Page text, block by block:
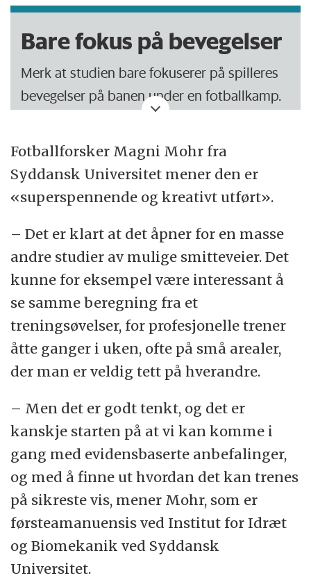
Bare fokus på bevegelser
Merk at studien bare fokuserer på spilleres
bevegelser på banen under en fotballkamp.
det så er trenere, hjelpepersonale, tilskuere,
toalettforhold, tv-overføringer, risikoen på å
berøre ballen med hendene ved innkast eller
andre omstendigheter som kunne påvirke
smittespredning i forbindelse med en
fotballkamp.
Fotballforsker Magni Mohr fra
Syddansk Universitet mener den er
«superspennende og kreativt utført».
– Det er klart at det åpner for en masse
andre studier av mulige smitteveier. Det
kunne for eksempel være interessant å
se samme beregning fra et
treningsøvelser, for profesjonelle trener
åtte ganger i uken, ofte på små arealer,
der man er veldig tett på hverandre.
– Men det er godt tenkt, og det er
kanskje starten på at vi kan komme i
gang med evidensbaserte anbefalinger,
og med å finne ut hvordan det kan trenes
på sikreste vis, mener Mohr, som er
førsteamanuensis ved Institut for Idræt
og Biomekanik ved Syddansk
Universitet.